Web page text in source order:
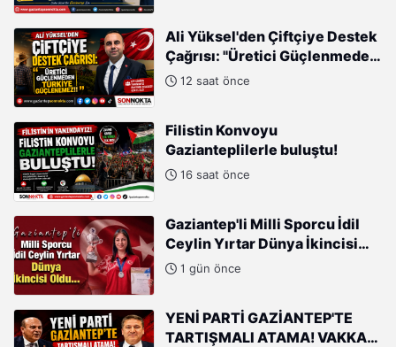
Ali Yüksel'den Çiftçiye Destek
Çağrısı: "Üretici Güçlenmeden
Türkiye Güçlenemez!"
12 saat önce
Filistin Konvoyu
Gazianteplilerle buluştu!
16 saat önce
Gaziantep'li Milli Sporcu İdil
Ceylin Yırtar Dünya İkincisi
Oldu1 gün önce
YENİ PARTİ GAZİANTEP'TE
TARTIŞMALI ATAMA! VAKKAS